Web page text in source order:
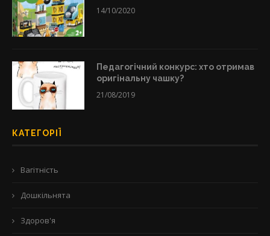
14/10/2020
Педагогічний конкурс: хто отримав
оригінальну чашку?
21/08/2019
КАТЕГОРІЇ
Вагітність
Дошкільнята
Здоров'я